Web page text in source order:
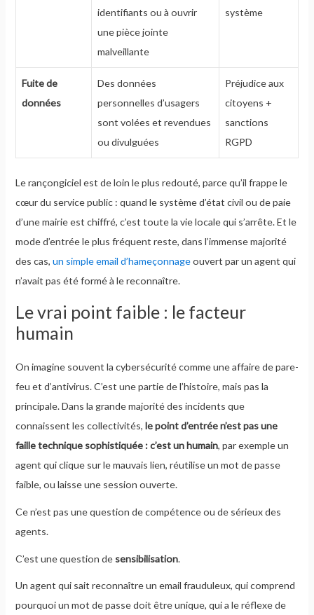
identifiants ou à ouvrir
une pièce jointe
malveillante
système
Fuite de
données
Des données
personnelles d’usagers
sont volées et revendues
ou divulguées
Préjudice aux
citoyens +
sanctions
RGPD
Le rançongiciel est de loin le plus redouté, parce qu’il frappe le
cœur du service public : quand le système d’état civil ou de paie
d’une mairie est chiffré, c’est toute la vie locale qui s’arrête. Et le
mode d’entrée le plus fréquent reste, dans l’immense majorité
des cas, un simple email d’hameçonnageouvert par un agent qui
n’avait pas été formé à le reconnaître.
Le vrai point faible : le facteur
humain
On imagine souvent la cybersécurité comme une affaire de pare-
feu et d’antivirus. C’est une partie de l’histoire, mais pas la
principale. Dans la grande majorité des incidents que
connaissent les collectivités, le point d’entrée n’est pas une
faille technique sophistiquée : c’est un humain, par exemple un
agent qui clique sur le mauvais lien, réutilise un mot de passe
faible, ou laisse une session ouverte.
Ce n’est pas une question de compétence ou de sérieux des
agents.
C’est une question de sensibilisation.
Un agent qui sait reconnaître un email frauduleux, qui comprend
pourquoi un mot de passe doit être unique, qui a le réflexe de